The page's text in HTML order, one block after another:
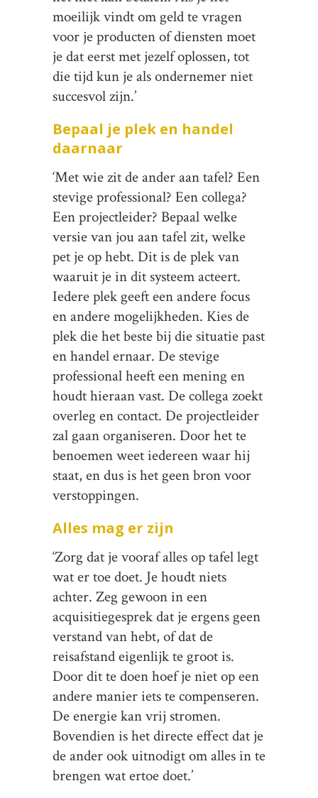
moeilijk vindt om geld te vragen
voor je producten of diensten moet
je dat eerst met jezelf oplossen, tot
die tijd kun je als ondernemer niet
succesvol zijn.’
Bepaal je plek en handel
daarnaar
‘Met wie zit de ander aan tafel? Een
stevige professional? Een collega?
Een projectleider? Bepaal welke
versie van jou aan tafel zit, welke
pet je op hebt. Dit is de plek van
waaruit je in dit systeem acteert.
Iedere plek geeft een andere focus
en andere mogelijkheden. Kies de
plek die het beste bij die situatie past
en handel ernaar. De stevige
professional heeft een mening en
houdt hieraan vast. De collega zoekt
overleg en contact. De projectleider
zal gaan organiseren. Door het te
benoemen weet iedereen waar hij
staat, en dus is het geen bron voor
verstoppingen.
Alles mag er zijn
‘Zorg dat je vooraf alles op tafel legt
wat er toe doet. Je houdt niets
achter. Zeg gewoon in een
acquisitiegesprek dat je ergens geen
verstand van hebt, of dat de
reisafstand eigenlijk te groot is.
Door dit te doen hoef je niet op een
andere manier iets te compenseren.
De energie kan vrij stromen.
Bovendien is het directe effect dat je
de ander ook uitnodigt om alles in te
brengen wat ertoe doet.’